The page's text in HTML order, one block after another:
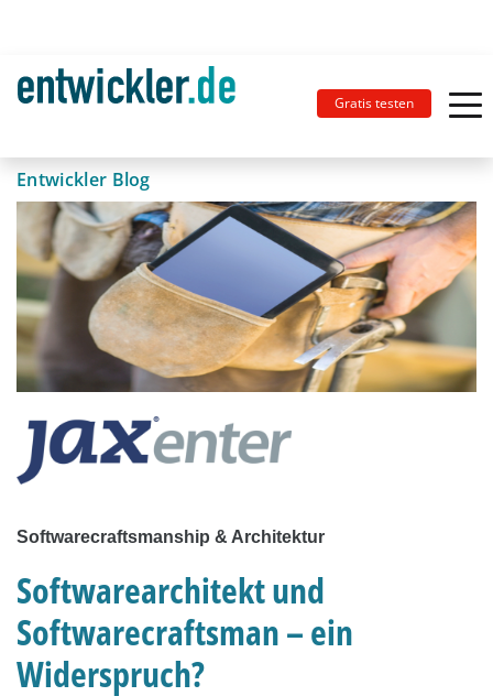
Gratis testen
Entwickler Blog
Softwarecraftsmanship & Architektur
Softwarearchitekt und
Softwarecraftsman – ein
Widerspruch?